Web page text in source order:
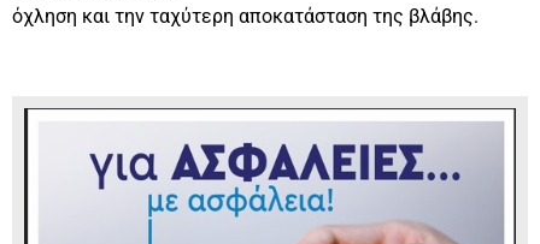
όχληση και την ταχύτερη αποκατάσταση της βλάβης.